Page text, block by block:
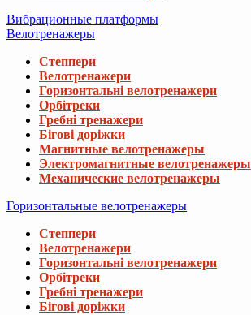
Вибрационные платформы
Велотренажеры
Степпери
Велотренажери
Горизонтальні велотренажери
Орбітреки
Гребні тренажери
Бігові доріжки
Магнитные велотренажеры
Электромагнитные велотренажеры
Механические велотренажеры
Горизонтальные велотренажеры
Степпери
Велотренажери
Горизонтальні велотренажери
Орбітреки
Гребні тренажери
Бігові доріжки